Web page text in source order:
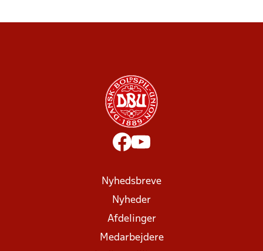
Nyhedsbreve
Nyheder
Afdelinger
Medarbejdere